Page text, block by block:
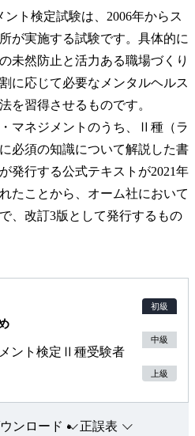
ト検定試験は、2006年からス
が実施する試験です。具体的に
未然防止と活力ある職場づくり
に応じて必要なメンタルヘルス
を習得させるものです。
マネジメントのうち、Ⅱ種（ラ
必須の知識について解説した書
発行する公式テキストが2021年
たことから、オーム社において
、改訂3版として発行するもの
ント検定Ⅱ種受験者
初級
中級
上級
ンロード 正誤表